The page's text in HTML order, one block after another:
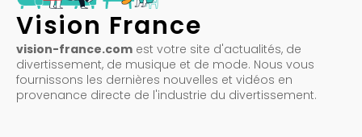
Vision France
vision-france.com est votre site d'actualités, de
divertissement, de musique et de mode. Nous vous
fournissons les dernières nouvelles et vidéos en
provenance directe de l'industrie du divertissement.